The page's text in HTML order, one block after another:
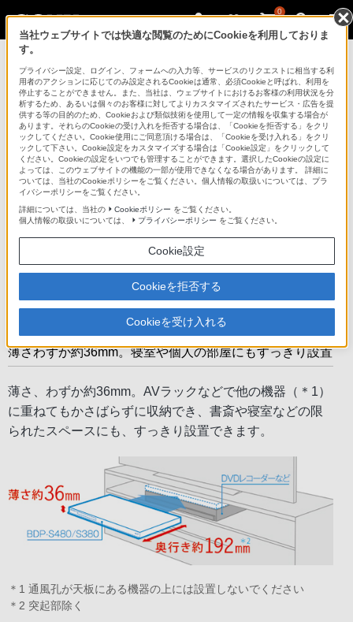
0
ブルーレイディスクプレーヤー／DVDプレー
ヤー
BDP-S380
ブルーレイディスク/DVDプレーヤー BDP-S380
商品の特長 | 圧倒的な“薄さ”と“速さ”
次へ
スリムボディ
薄さわずか約36mm。寝室や個人の部屋にもすっきり設置
薄さ、わずか約36mm。AVラックなどで他の機器（＊1）
に重ねてもかさばらずに収納でき、書斎や寝室などの限
られたスペースにも、すっきり設置できます。
＊1 通風孔が天板にある機器の上には設置しないでください
＊2 突起部除く
当社ウェブサイトでは快適な閲覧のためにCookieを利用しておりま
す。
プライバシー設定、ログイン、フォームへの入力等、サービスのリクエストに相当する利
用者のアクションに応じてのみ設定されるCookieは通常、必須Cookieと呼ばれ、利用を
停止することができません。また、当社は、ウェブサイトにおけるお客様の利用状況を分
析するため、あるいは個々のお客様に対してよりカスタマイズされたサービス・広告を提
供する等の目的のため、Cookieおよび類似技術を使用して一定の情報を収集する場合が
あります。それらのCookieの受け入れを拒否する場合は、「Cookieを拒否する」をクリ
ックしてください。Cookie使用にご同意頂ける場合は、「Cookieを受け入れる」をクリ
ックして下さい。Cookie設定をカスタマイズする場合は「Cookie設定」をクリックして
ください。Cookieの設定をいつでも管理することができます。選択したCookieの設定に
よっては、このウェブサイトの機能の一部が使用できなくなる場合があります。 詳細に
ついては、当社のCookieポリシーをご覧ください。個人情報の取扱いについては、プラ
イバシーポリシーをご覧ください。
詳細については、当社の
Cookieポリシー をご覧ください。
個人情報の取扱いについては、
プライバシーポリシー をご覧ください。
Cookie設定
Cookieを拒否する
Cookieを受け入れる